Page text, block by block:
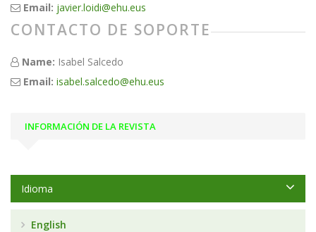
Email: javier.loidi@ehu.eus
CONTACTO DE SOPORTE
Name: Isabel Salcedo
Email: isabel.salcedo@ehu.eus
INFORMACIÓN DE LA REVISTA
Idioma
English